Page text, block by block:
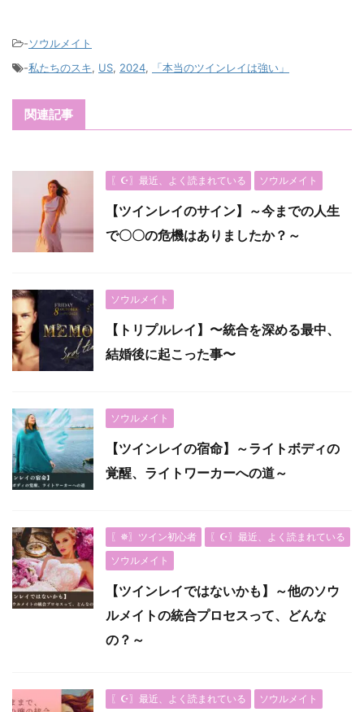
-ソウルメイト
-私たちのスキ, US, 2024, 「本当のツインレイは強い」
関連記事
〖☪︎〗最近、よく読まれている ソウルメイト
【ツインレイのサイン】～今までの人生
で〇〇の危機はありましたか？～
ソウルメイト
【トリプルレイ】〜統合を深める最中、
結婚後に起こった事〜
ソウルメイト
【ツインレイの宿命】～ライトボディの
覚醒、ライトワーカーへの道～
〖✵〗ツイン初心者
〖☪︎〗最近、よく読まれている
ソウルメイト
【ツインレイではないかも】～他のソウ
ルメイトの統合プロセスって、どんな
の？～
〖☪︎〗最近、よく読まれている ソウルメイト